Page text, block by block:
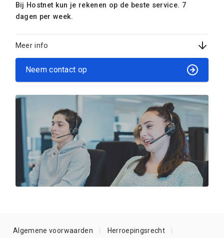
Bij Hostnet kun je rekenen op de beste service. 7
dagen per week.
Meer info
Neem contact op
Algemene voorwaarden Herroepingsrecht